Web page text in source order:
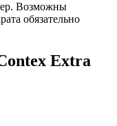
Возможны
обязательно
Extra